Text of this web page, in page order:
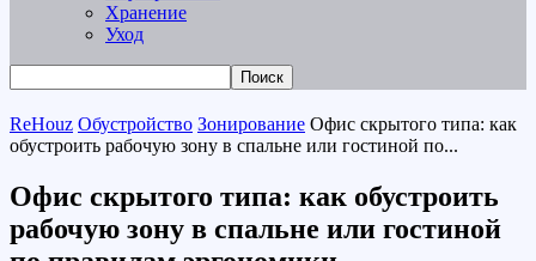
Хранение
Уход
ReHouz Обустройство Зонирование Офис скрытого типа: как
обустроить рабочую зону в спальне или гостиной по...
Офис скрытого типа: как обустроить
рабочую зону в спальне или гостиной